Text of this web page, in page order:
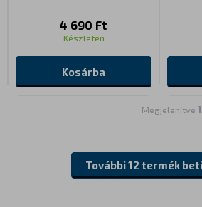
4 690 Ft
Készleten
Kosárba
Megjelenítve
További 12 termék